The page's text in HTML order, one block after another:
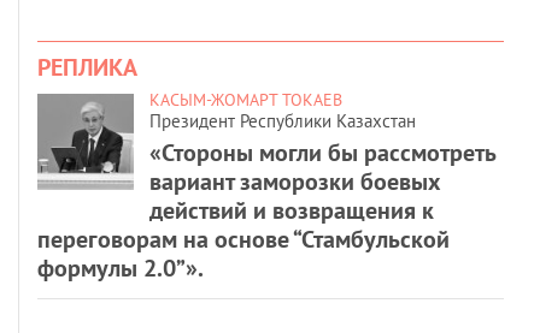
РЕПЛИКА
КАСЫМ-ЖОМАРТ ТОКАЕВ
Президент Республики Казахстан
«Стороны могли бы рассмотреть
вариант заморозки боевых
действий и возвращения к
переговорам на основе “Стамбульской
формулы 2.0”».